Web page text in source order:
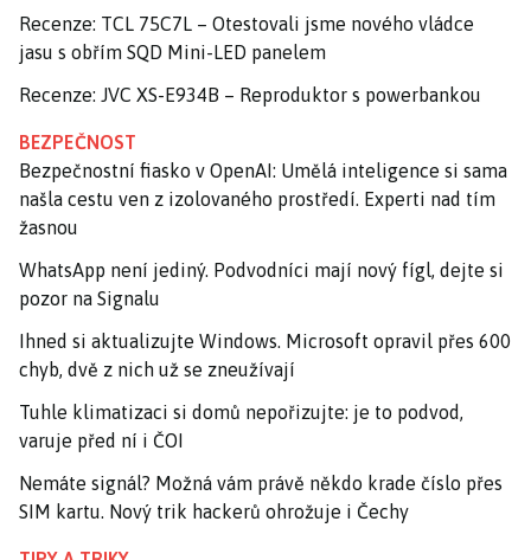
Recenze: TCL 75C7L – Otestovali jsme nového vládce
jasu s obřím SQD Mini-LED panelem
Recenze: JVC XS-E934B – Reproduktor s powerbankou
BEZPEČNOST
Bezpečnostní fiasko v OpenAI: Umělá inteligence si sama
našla cestu ven z izolovaného prostředí. Experti nad tím
žasnou
WhatsApp není jediný. Podvodníci mají nový fígl, dejte si
pozor na Signalu
Ihned si aktualizujte Windows. Microsoft opravil přes 600
chyb, dvě z nich už se zneužívají
Tuhle klimatizaci si domů nepořizujte: je to podvod,
varuje před ní i ČOI
Nemáte signál? Možná vám právě někdo krade číslo přes
SIM kartu. Nový trik hackerů ohrožuje i Čechy